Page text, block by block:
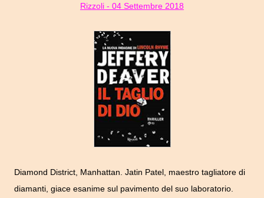
Rizzoli - 04 Settembre 2018
Diamond District, Manhattan. Jatin Patel, maestro tagliatore di
diamanti, giace esanime sul pavimento del suo laboratorio.